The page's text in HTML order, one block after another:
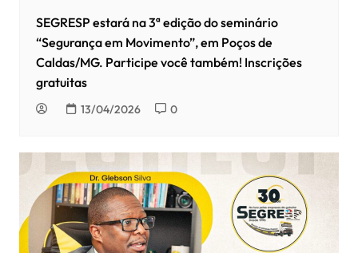
SEGRESP estará na 3ª edição do seminário
“Segurança em Movimento”, em Poços de
Caldas/MG. Participe você também! Inscrições
gratuitas
13/04/2026 0